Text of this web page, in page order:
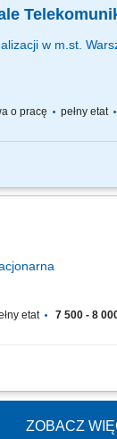
w m.st.
o pracę pełny etat
i
etat 7 500 - 8
i zdalnie.
ZOBACZ